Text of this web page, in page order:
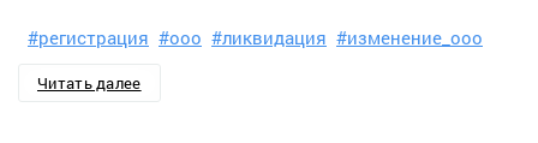
#регистрация #ооо #ликвидация #изменение_ооо
Читать далее